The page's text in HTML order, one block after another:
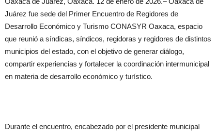
Juárez fue sede del Primer Encuentro de Regidores de
Desarrollo Económico y Turismo CONASYR Oaxaca, espacio
que reunió a síndicas, síndicos, regidoras y regidores de distintos
municipios del estado, con el objetivo de generar diálogo,
compartir experiencias y fortalecer la coordinación intermunicipal
en materia de desarrollo económico y turístico.
Durante el encuentro, encabezado por el presidente municipal